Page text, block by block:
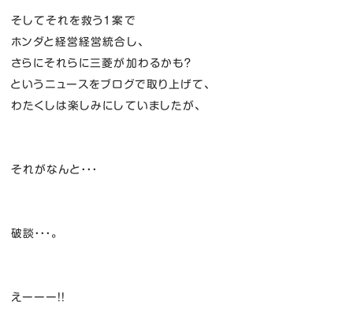
そしてそれを救う１案で
ホンダと経営経営統合し、
さらにそれらに三菱が加わるかも？
というニュースをブログで取り上げて、
わたくしは楽しみにしていましたが、
それがなんと・・・
破談・・・。
えーーー！！